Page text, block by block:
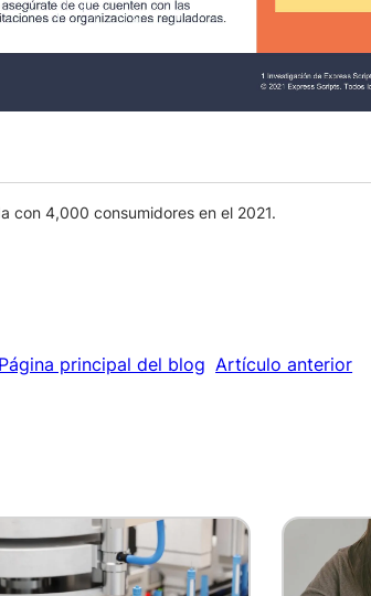
con 4,000 consumidores en el 2021.
Página principal del blog Artículo anterior